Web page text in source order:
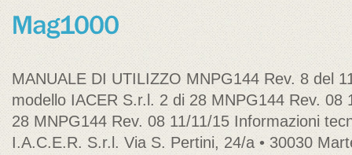
MANUALE DI UTILIZZO MNPG144 Rev. 8 del
modello IACER S.r.l. 2 di 28 MNPG144 Rev. 08
28 MNPG144 Rev. 08 11/11/15 Informazioni
I.A.C.E.R. S.r.l. Via S. Pertini, 24/a • 30030